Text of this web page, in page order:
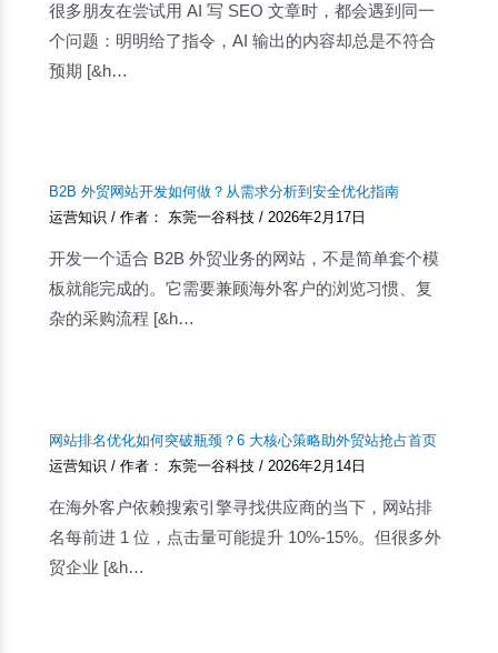
很多朋友在尝试用 AI 写 SEO 文章时，都会遇到同一
个问题：明明给了指令，AI 输出的内容却总是不符合
预期 [&h…
B2B 外贸网站开发如何做？从需求分析到安全优化指南
运营知识 / 作者： 东莞一谷科技/ 2026年2月17日
开发一个适合 B2B 外贸业务的网站，不是简单套个模
板就能完成的。它需要兼顾海外客户的浏览习惯、复
杂的采购流程 [&h…
网站排名优化如何突破瓶颈？6 大核心策略助外贸站抢占首页
运营知识 / 作者： 东莞一谷科技/ 2026年2月14日
在海外客户依赖搜索引擎寻找供应商的当下，网站排
名每前进 1 位，点击量可能提升 10%-15%。但很多外
贸企业 [&h…